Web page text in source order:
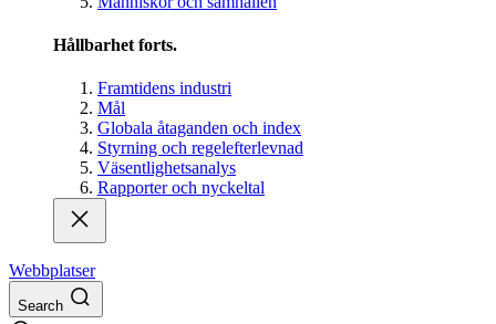
Hållbarhet forts.
Framtidens industri
Mål
Globala åtaganden och index
Styrning och regelefterlevnad
Väsentlighetsanalys
Rapporter och nyckeltal
Webbplatser
Search